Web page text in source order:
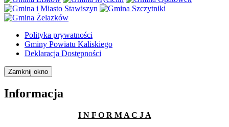
Polityka prywatności
Gminy Powiatu Kaliskiego
Deklaracja Dostępności
Zamknij okno
Informacja
I N F O R M A C J A